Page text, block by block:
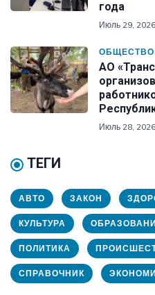
года
Июль 29, 2026
ОБЩЕСТВО
АО
Июль 28, 2026
ТЕГИ
АВТО ЗАКОН
КУЛЬТУРА
ПОЛИТИКА
СПРАВОЧНИК